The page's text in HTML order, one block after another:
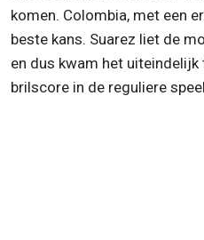
komen. Colombia, met een
beste kans. Suarez liet de
en dus kwam het uiteindelijk
brilscore in de reguliere